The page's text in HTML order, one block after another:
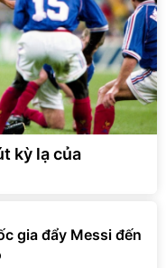
kỳ lạ của
gia đẩy Messi đến